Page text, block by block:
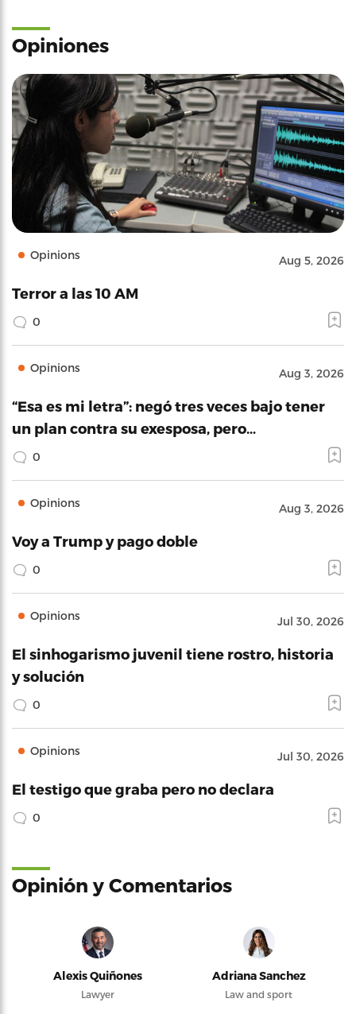
Opiniones
Opinions Aug 5, 2026
Terror a las 10 AM
0
Opinions Aug 3, 2026
“Esa es mi letra”: negó tres veces bajo tener
un plan contra su exesposa, pero…
0
Opinions Aug 3, 2026
Voy a Trump y pago doble
0
Opinions Jul 30, 2026
El sinhogarismo juvenil tiene rostro, historia
y solución
0
Opinions Jul 30, 2026
El testigo que graba pero no declara
0
Opinión y Comentarios
Alexis Quiñones
Lawyer
Adriana Sanchez
Law and sport